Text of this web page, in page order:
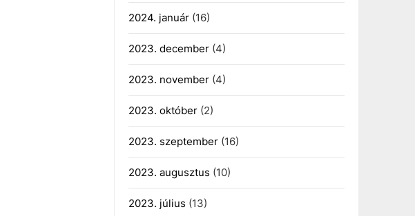
2024. január(16)
2023. december(4)
2023. november(4)
2023. október(2)
2023. szeptember(16)
2023. augusztus (10)
2023. július (13)